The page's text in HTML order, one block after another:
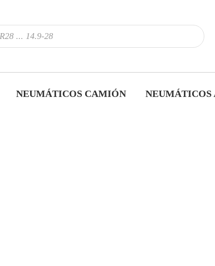
NEUMÁTICOS CAMIÓN